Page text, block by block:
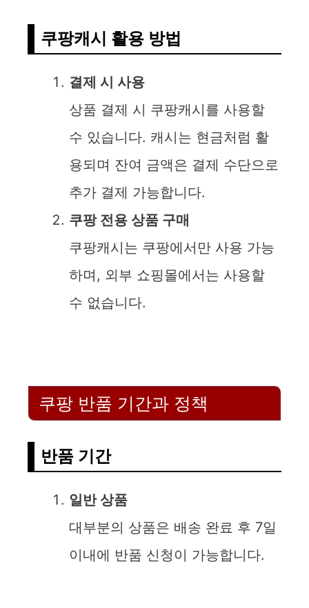
쿠팡캐시 활용 방법
결제 시 사용
상품 결제 시 쿠팡캐시를 사용할
수 있습니다. 캐시는 현금처럼 활
용되며 잔여 금액은 결제 수단으로
추가 결제 가능합니다.
쿠팡 전용 상품 구매
쿠팡캐시는 쿠팡에서만 사용 가능
하며, 외부 쇼핑몰에서는 사용할
수 없습니다.
쿠팡 반품 기간과 정책
반품 기간
일반 상품
대부분의 상품은 배송 완료 후 7일
이내에 반품 신청이 가능합니다.